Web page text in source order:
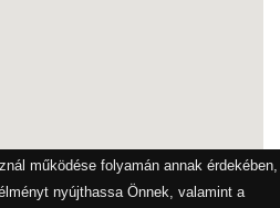
működése folyamán annak érdekében,
nyújthassa Önnek, valamint a